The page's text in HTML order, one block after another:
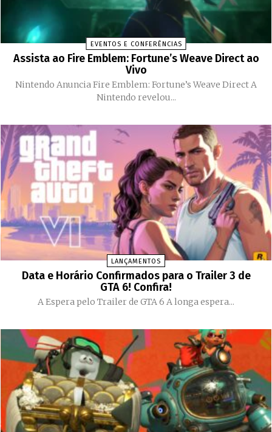
EVENTOS E CONFERÊNCIAS
Assista ao Fire Emblem: Fortune’s Weave Direct ao
Vivo
Nintendo Anuncia Fire Emblem: Fortune’s Weave Direct A
Nintendo revelou...
LANÇAMENTOS
Data e Horário Confirmados para o Trailer 3 de
GTA 6! Confira!
A Espera pelo Trailer de GTA 6 A longa espera...